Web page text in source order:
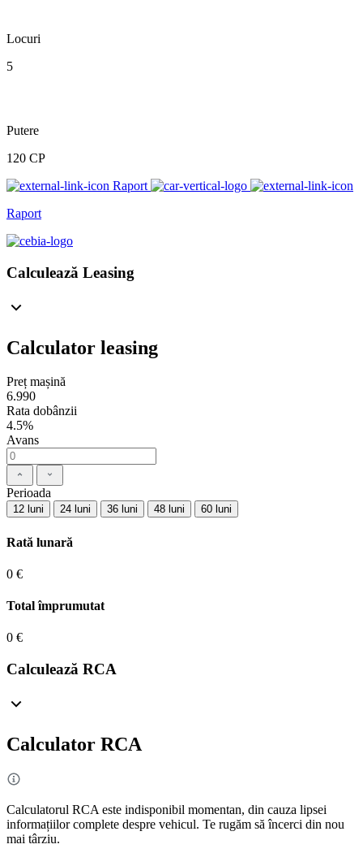
Locuri
5
Putere
120 CP
Raport
Raport
Calculează Leasing
Calculator leasing
Preț mașină
6.990
Rata dobânzii
4.5%
Avans
Perioada
12 luni 24 luni 36 luni 48 luni 60 luni
Rată lunară
0 €
Total împrumutat
0 €
Calculează RCA
Calculator RCA
Calculatorul RCA este indisponibil momentan, din cauza lipsei
informațiilor complete despre vehicul. Te rugăm să încerci din nou
mai târziu.